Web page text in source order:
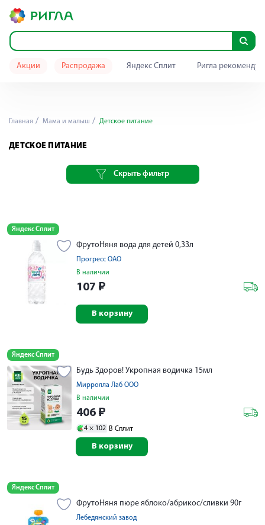
Акции Распродажа Яндекс Сплит Ригла
Главная Мама и малыш Детское питание
ДЕТСКОЕ ПИТАНИЕ
Скрыть фильтр
Яндекс Сплит
ФрутоНяня вода для детей 0,33л
Прогресс ОАО
В наличии
107 ₽
В корзину
Яндекс Сплит
Будь Здоров! Укропная водичка 15мл
Мирролла Лаб ООО
В наличии
406 ₽
4 × 102 В Сплит
В корзину
Яндекс Сплит
ФрутоНяня пюре яблоко/абрикос/сливки 90г
Лебедянский завод